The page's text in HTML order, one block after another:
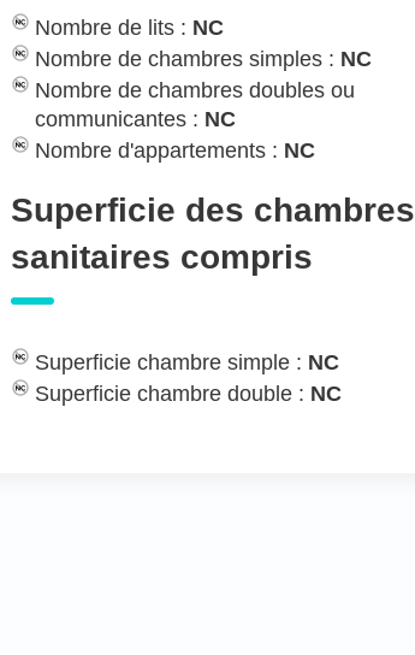
Nombre de lits : NC
Nombre de chambres simples : NC
Nombre de chambres doubles ou
communicantes : NC
Nombre d'appartements : NC
Superficie des chambres
sanitaires compris
Superficie chambre simple : NC
Superficie chambre double : NC